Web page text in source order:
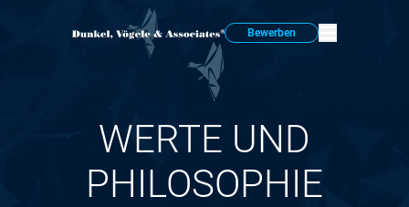
Bewerben
WERTE UND
PHILOSOPHIE